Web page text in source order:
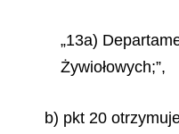
„13a)
Żywiołowych;”,
b) pkt 20